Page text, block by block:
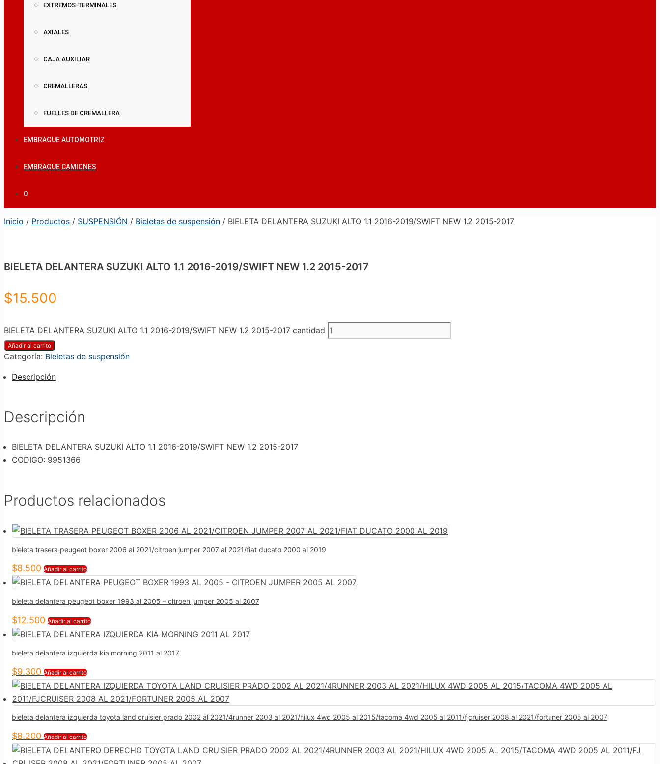
EXTREMOS-TERMINALES
AXIALES
CAJA AUXILIAR
CREMALLERAS
FUELLES DE CREMALLERA
EMBRAGUE AUTOMOTRIZ
EMBRAGUE CAMIONES
0
Inicio / Productos / SUSPENSIÓN / Bieletas de suspensión / BIELETA DELANTERA SUZUKI ALTO 1.1 2016-2019/SWIFT NEW 1.2 2015-2017
BIELETA DELANTERA SUZUKI ALTO 1.1 2016-2019/SWIFT NEW 1.2 2015-2017
$15.500
BIELETA DELANTERA SUZUKI ALTO 1.1 2016-2019/SWIFT NEW 1.2 2015-2017 cantidad
Añadir al carrito
Categoría: Bieletas de suspensión
Descripción
Descripción
BIELETA DELANTERA SUZUKI ALTO 1.1 2016-2019/SWIFT NEW 1.2 2015-2017
CODIGO: 9951366
Productos relacionados
bieleta trasera peugeot boxer 2006 al 2021/citroen jumper 2007 al 2021/fiat ducato 2000 al 2019
$8.500 Añadir al carrito
bieleta delantera peugeot boxer 1993 al 2005 – citroen jumper 2005 al 2007
$12.500 Añadir al carrito
bieleta delantera izquierda kia morning 2011 al 2017
$9.300 Añadir al carrito
bieleta delantera izquierda toyota land cruisier prado 2002 al 2021/4runner 2003 al 2021/hilux 4wd 2005 al 2015/tacoma 4wd 2005 al 2011/fjcruiser 2008 al 2021/fortuner 2005 al 2007
$8.200 Añadir al carrito